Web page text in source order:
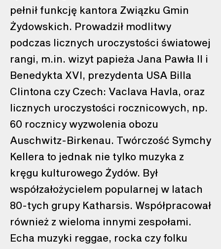
pełnił funkcję kantora Związku Gmin
Żydowskich. Prowadził modlitwy
podczas licznych uroczystości światowej
rangi, m.in. wizyt papieża Jana Pawła II i
Benedykta XVI, prezydenta USA Billa
Clintona czy Czech: Vaclava Havla, oraz
licznych uroczystości rocznicowych, np.
60 rocznicy wyzwolenia obozu
Auschwitz-Birkenau. Twórczość Symchy
Kellera to jednak nie tylko muzyka z
kręgu kulturowego Żydów. Był
współzałożycielem popularnej w latach
80-tych grupy Katharsis. Współpracował
również z wieloma innymi zespołami.
Echa muzyki reggae, rocka czy folku